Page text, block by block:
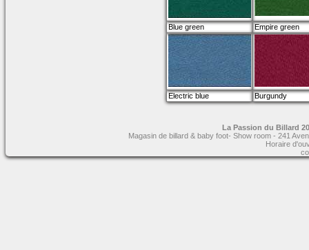
Blue green Empire green
Electric blue Burgundy
La Passion du Billard
Magasin de billard & baby foot- Show room - 241
Horaire